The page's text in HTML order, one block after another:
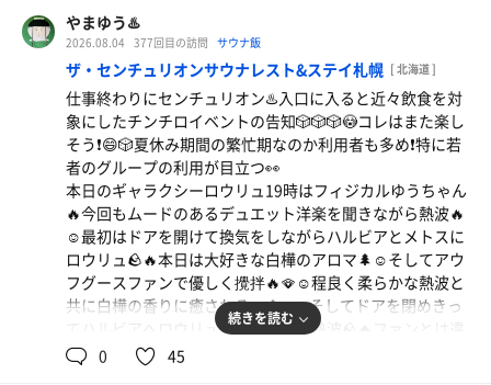
量発汗するとは…😱🔥バナナボート林熱波恐るべし😳コレ
はなかなかの逸材かもしれない…😳🔥
本日の水風呂は7.5℃と16.4℃❄️
今日も全身はあまみだらけ❗️😮整い椅子に全身を委ねて脱
力☺️🪑そして林君からのクールファンサービス🈂️☺️柔らか
な風☺️✨これが気持ちいい☺️✨
本日は1時間の軽めのサ活ながら初めての熱波師を満喫♨️
バナナボート林熱波はクセになりそう🔥😎
やまゆう♨️
2026.08.04 377回目の訪問 サウナ飯
ザ・センチュリオンサウナレスト&ステイ札幌 [ 北海道 ]
仕事終わりにセンチュリオン♨️入口に入ると近々飲食を対
象にしたチンチロイベントの告知🎲🎲🎲😳コレはまた楽し
そう❗️😄🎲夏休み期間の繁忙期なのか利用者も多め❗️特に若
者のグループの利用が目立つ👀
本日のギャラクシーロウリュ19時はフィジカルゆうちゃん
🔥今回もムードのあるデュエット洋楽を聞きながら熱波🔥
☺️最初はドアを開けて換気をしながらハルビアとメトスに
ロウリュ🪨🔥本日は大好きな白樺のアロマ🌲☺️そしてアウ
フグースファンで優しく攪拌🔥🪭☺️程良く柔らかな熱波と
共に白樺の香りに癒される🔥🌲☺️✨そしてドアを閉めきっ
てハルビアへロウリュしたら団扇で熱波🪨🔥ファンとは違
うキレのある熱波🔥☺️💦そして心地良い汗☺️💦換気を挟ん
続きを読む
0 45